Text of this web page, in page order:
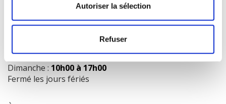
Autoriser la sélection
Refuser
HEURES D'OUVERTURE
9h00 à 18h00
9h00 à 21h00
Samedi:9h00 à 17h00
Dimanche : 10h00 à 17h00
Fermé les jours fériés